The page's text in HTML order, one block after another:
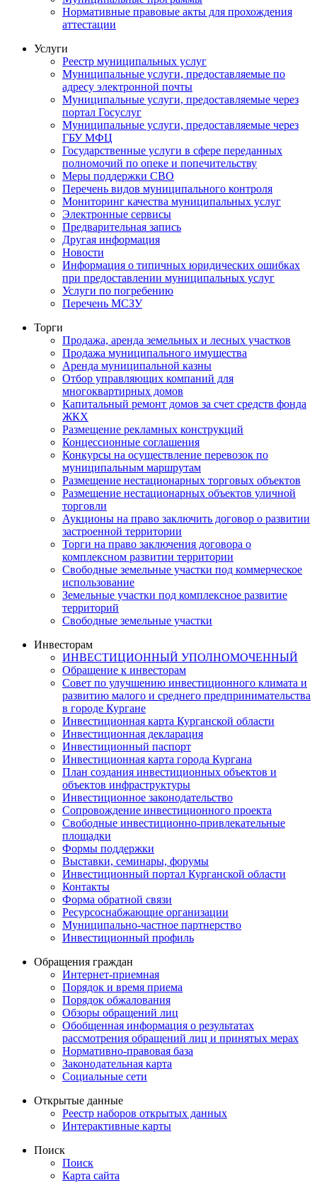
Нормативные правовые акты для прохождения
аттестации
Услуги
Реестр муниципальных услуг
Муниципальные услуги, предоставляемые по
адресу электронной почты
Муниципальные услуги, предоставляемые через
портал Госуслуг
Муниципальные услуги, предоставляемые через
ГБУ МФЦ
Государственные услуги в сфере переданных
полномочий по опеке и попечительству
Меры поддержки СВО
Перечень видов муниципального контроля
Мониторинг качества муниципальных услуг
Электронные сервисы
Предварительная запись
Другая информация
Новости
Информация о типичных юридических ошибках
при предоставлении муниципальных услуг
Услуги по погребению
Перечень МСЗУ
Торги
Продажа, аренда земельных и лесных участков
Продажа муниципального имущества
Аренда муниципальной казны
Отбор управляющих компаний для
многоквартирных домов
Капитальный ремонт домов за счет средств фонда
ЖКХ
Размещение рекламных конструкций
Концессионные соглашения
Конкурсы на осуществление перевозок по
муниципальным маршрутам
Размещение нестационарных торговых объектов
Размещение нестационарных объектов уличной
торговли
Аукционы на право заключить договор о развитии
застроенной территории
Торги на право заключения договора о
комплексном развитии территории
Свободные земельные участки под коммерческое
использование
Земельные участки под комплексное развитие
территорий
Свободные земельные участки
Инвесторам
ИНВЕСТИЦИОННЫЙ УПОЛНОМОЧЕННЫЙ
Обращение к инвесторам
Совет по улучшению инвестиционного климата и
развитию малого и среднего предпринимательства
в городе Кургане
Инвестиционная карта Курганской области
Инвестиционная декларация
Инвестиционный паспорт
Инвестиционная карта города Кургана
План создания инвестиционных объектов и
объектов инфраструктуры
Инвестиционное законодательство
Сопровождение инвестиционного проекта
Свободные инвестиционно-привлекательные
площадки
Формы поддержки
Выставки, семинары, форумы
Инвестиционный портал Курганской области
Контакты
Форма обратной связи
Ресурсоснабжающие организации
Муниципально-частное партнерство
Инвестиционный профиль
Обращения граждан
Интернет-приемная
Порядок и время приема
Порядок обжалования
Обзоры обращений лиц
Обобщенная информация о результатах
рассмотрения обращений лиц и принятых мерах
Нормативно-правовая база
Законодательная карта
Социальные сети
Открытые данные
Реестр наборов открытых данных
Интерактивные карты
Поиск
Поиск
Карта сайта